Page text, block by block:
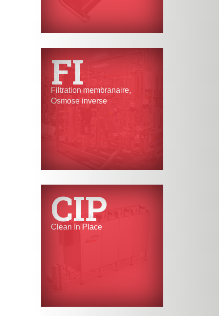
FI
Filtration membranaire,
Osmose inverse
CIP
Clean In Place